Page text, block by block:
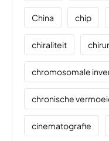
China chip
chiraliteit
chromosomale
chronische
cinematografie